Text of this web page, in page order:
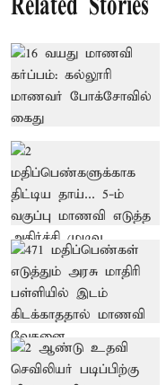
Related Stories